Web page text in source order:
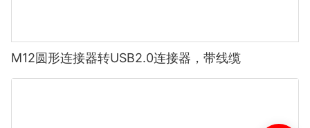
M12圆形连接器转USB2.0连接器，带线缆